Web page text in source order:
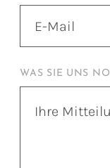
WAS SIE UNS